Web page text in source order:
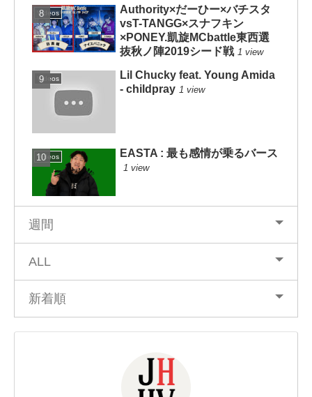
Videos
Authority×だーひー×バチスタ
vsT-TANGG×スナフキン
×PONEY.凱旋MCbattle東西選
抜秋ノ陣2019シード戦 1 view
Videos
Lil Chucky feat. Young Amida
- childpray 1 view
Videos EASTA : 最も感情が乗るバース
1 view
週間
ALL
新着順